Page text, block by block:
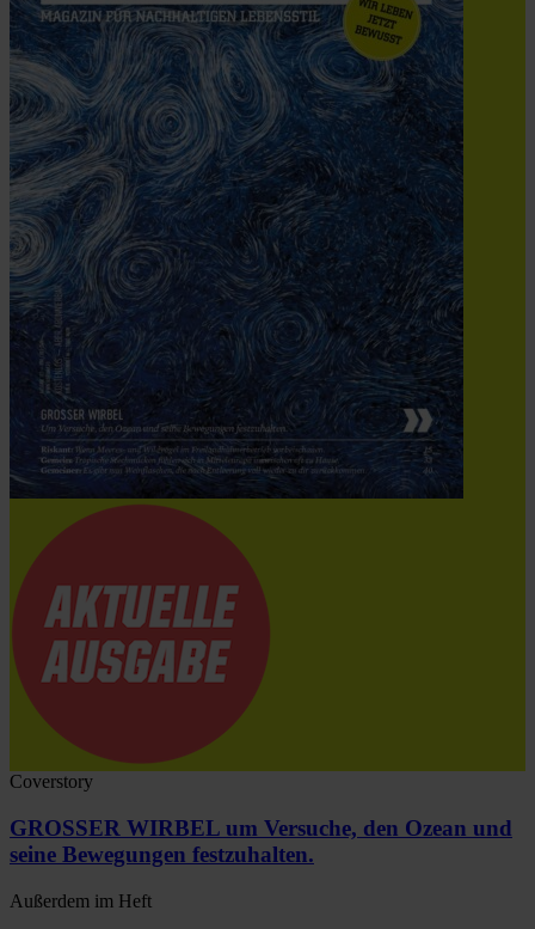
Coverstory
GROSSER WIRBEL um Versuche, den Ozean und
seine Bewegungen festzuhalten.
Außerdem im Heft